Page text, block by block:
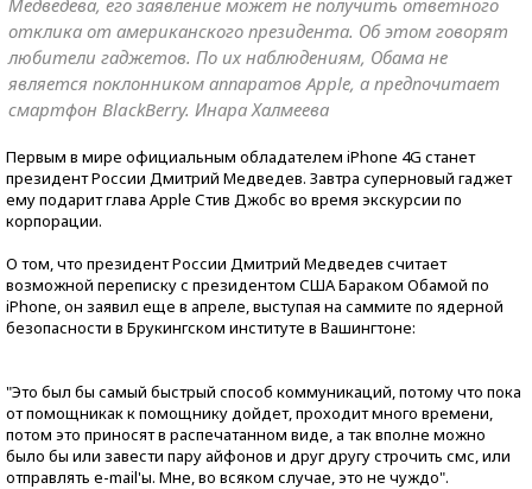
Медведева, его заявление может не получить ответного
отклика от американского президента. Об этом говорят
любители гаджетов. По их наблюдениям, Обама не
является поклонником аппаратов Apple, а предпочитает
смартфон BlackBerry. Инара Халмеева
Первым в мире официальным обладателем iPhone 4G станет
президент России Дмитрий Медведев. Завтра суперновый гаджет
ему подарит глава Apple Стив Джобс во время экскурсии по
корпорации.
О том, что президент России Дмитрий Медведев считает
возможной переписку с президентом США Бараком Обамой по
iPhone, он заявил еще в апреле, выступая на саммите по ядерной
безопасности в Брукингском институте в Вашингтоне:
"Это был бы самый быстрый способ коммуникаций, потому что пока
от помощникак к помощнику дойдет, проходит много времени,
потом это приносят в распечатанном виде, а так вполне можно
было бы или завести пару айфонов и друг другу строчить смс, или
отправлять e-mail'ы. Мне, во всяком случае, это не чуждо".